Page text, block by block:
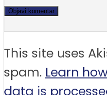
This site uses
spam. Learn
data is